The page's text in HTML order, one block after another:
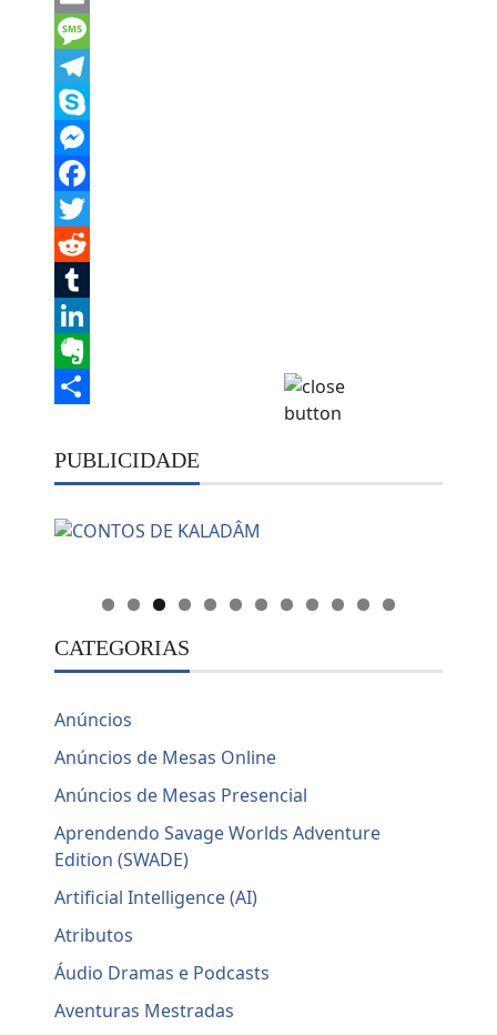
Email
Message
Telegram
Skype
Messenger
Facebook
Twitter
Reddit
Tumblr
LinkedIn
Evernote
PUBLICIDADE
CATEGORIAS
Anúncios
Anúncios de Mesas Online
Anúncios de Mesas Presencial
Aprendendo Savage Worlds Adventure
Edition (SWADE)
Artificial Intelligence (AI)
Atributos
Áudio Dramas e Podcasts
Aventuras Mestradas